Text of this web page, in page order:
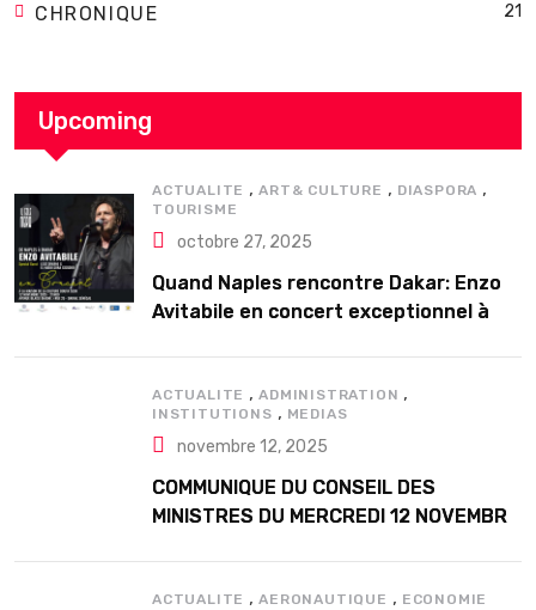
CHRONIQUE 21
Upcoming
ACTUALITE ,ART& CULTURE , DIASPORA ,
TOURISME
octobre 27, 2025
Quand Naples rencontre Dakar: Enzo
Avitabile en concert exceptionnel à
ACTUALITE ,ADMINISTRATION ,
INSTITUTIONS , MEDIAS
novembre 12, 2025
COMMUNIQUE DU CONSEIL DES
MINISTRES DU MERCREDI 12 NOVEMBRE
ACTUALITE ,AERONAUTIQUE , ECONOMIE